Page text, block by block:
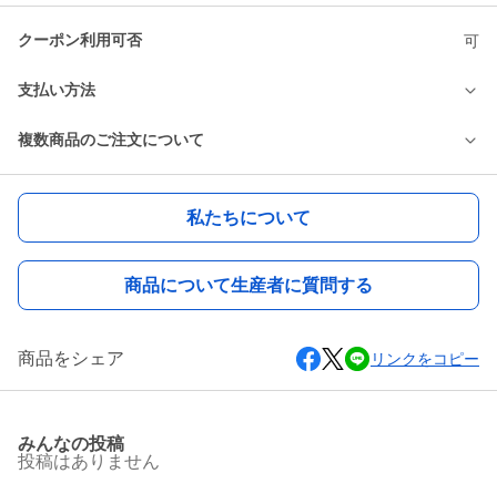
クーポン利用可否 可
支払い方法
複数商品のご注文について
私たちについて
商品について生産者に質問する
商品をシェア リンクをコピー
みんなの投稿
投稿はありません